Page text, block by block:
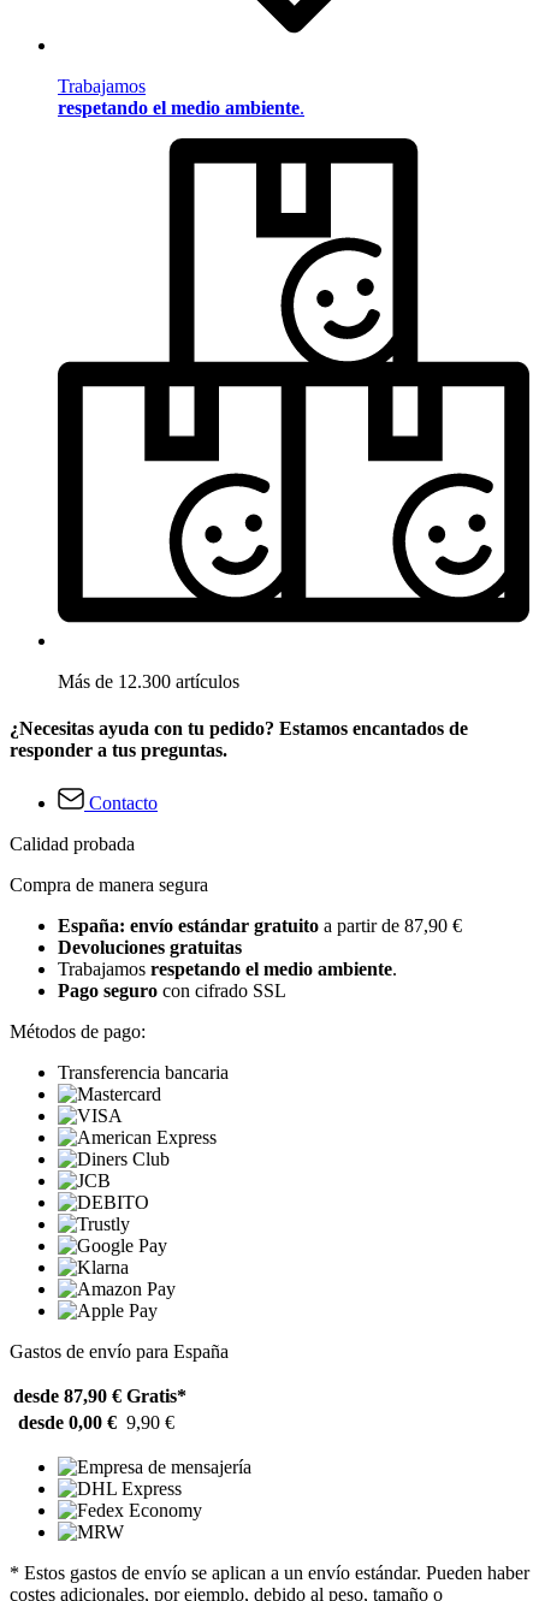
Trabajamos
respetando el medio ambiente.
Más de 12.300 artículos
¿Necesitas ayuda con tu pedido? Estamos encantados de
responder a tus preguntas.
Contacto
Calidad probada
Compra de manera segura
España: envío estándar gratuito a partir de 87,90 €
Devoluciones gratuitas
Trabajamos respetando el medio ambiente.
Pago seguro con cifrado SSL
Métodos de pago:
Transferencia bancaria
Gastos de envío para España
desde 87,90 € Gratis*
desde 0,00 € 9,90 €
* Estos gastos de envío se aplican a un envío estándar. Pueden haber
costes adicionales, por ejemplo, debido al peso, tamaño o